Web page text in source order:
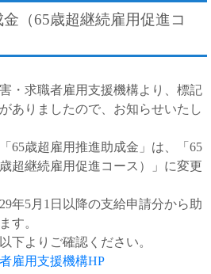
（65歳超継続雇用促進コ
・求職者雇用支援機構より、標記
ありましたので、お知らせいたし
65歳超雇用推進助成金」は、「65
超継続雇用促進コース）」に変更
年5月1日以降の支給申請分から助
す。
下よりご確認ください。
雇用支援機構HP